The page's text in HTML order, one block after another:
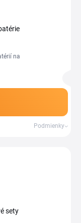
na
Podmienky
sety